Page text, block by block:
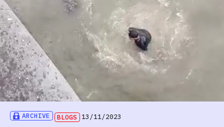
ARCHIVE BLOGS 13/11/2023